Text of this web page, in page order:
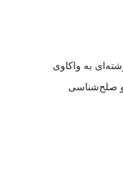
به واکاوی
و صلح‌شناسی